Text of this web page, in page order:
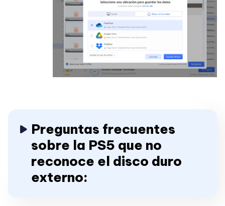
Preguntas frecuentes
sobre la PS5 que no
reconoce el disco duro
externo: